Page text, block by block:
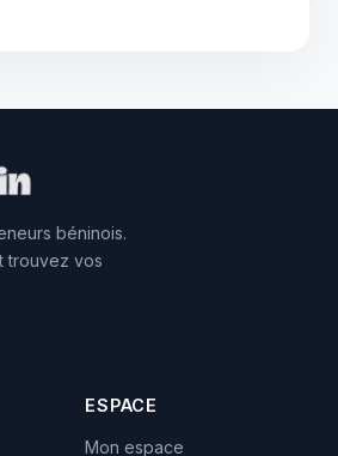
béninois.
trouvez vos
ESPACE
Mon espace